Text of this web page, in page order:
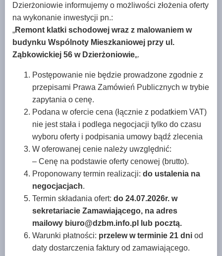
Dzierżoniowie informujemy o możliwości złożenia oferty
na wykonanie inwestycji pn.:
„Remont klatki schodowej wraz z malowaniem w
budynku Wspólnoty Mieszkaniowej przy ul.
Ząbkowickiej 56 w Dzierżoniowie„.
Postępowanie nie będzie prowadzone zgodnie z
przepisami Prawa Zamówień Publicznych w trybie
zapytania o cenę.
Podana w ofercie cena (łącznie z podatkiem VAT)
nie jest stała i podlega negocjacji tylko do czasu
wyboru oferty i podpisania umowy bądź zlecenia
W oferowanej cenie należy uwzględnić:
– Cenę na podstawie oferty cenowej (brutto).
Proponowany termin realizacji: do ustalenia na
negocjacjach.
Termin składania ofert: do 24.07.2026r. w
sekretariacie Zamawiającego, na adres
mailowy biuro@dzbm.info.pl lub pocztą.
Warunki płatności: przelew w terminie 21 dni od
daty dostarczenia faktury od zamawiającego.